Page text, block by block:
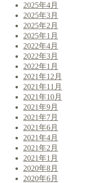
2025年4月
2025年3月
2025年2月
2025年1月
2022年4月
2022年3月
2022年1月
2021年12月
2021年11月
2021年10月
2021年9月
2021年7月
2021年6月
2021年4月
2021年2月
2021年1月
2020年8月
2020年6月